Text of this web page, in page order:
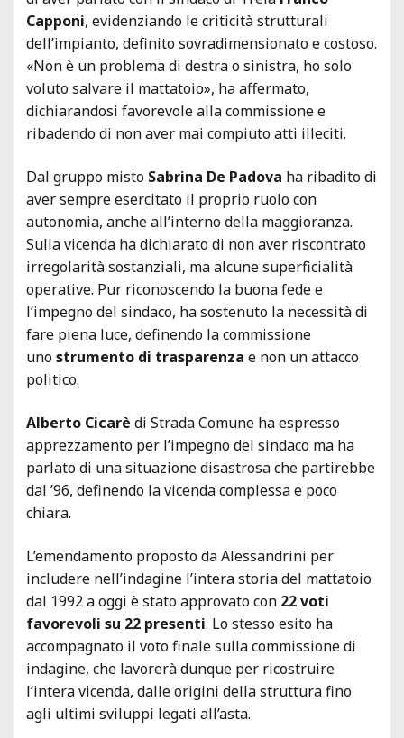
Capponi, evidenziando le criticità strutturali
dell’impianto, definito sovradimensionato e costoso.
«Non è un problema di destra o sinistra, ho solo
voluto salvare il mattatoio», ha affermato,
dichiarandosi favorevole alla commissione e
ribadendo di non aver mai compiuto atti illeciti.
Dal gruppo misto Sabrina De Padova ha ribadito di
aver sempre esercitato il proprio ruolo con
autonomia, anche all’interno della maggioranza.
Sulla vicenda ha dichiarato di non aver riscontrato
irregolarità sostanziali, ma alcune superficialità
operative. Pur riconoscendo la buona fede e
l’impegno del sindaco, ha sostenuto la necessità di
fare piena luce, definendo la commissione
unostrumento di trasparenza e non un attacco
politico.
Alberto Cicarè di Strada Comune ha espresso
apprezzamento per l’impegno del sindaco ma ha
parlato di una situazione disastrosa che partirebbe
dal ’96, definendo la vicenda complessa e poco
chiara.
L’emendamento proposto da Alessandrini per
includere nell’indagine l’intera storia del mattatoio
dal 1992 a oggi è stato approvato con 22 voti
favorevoli su 22 presenti. Lo stesso esito ha
accompagnato il voto finale sulla commissione di
indagine, che lavorerà dunque per ricostruire
l’intera vicenda, dalle origini della struttura fino
agli ultimi sviluppi legati all’asta.